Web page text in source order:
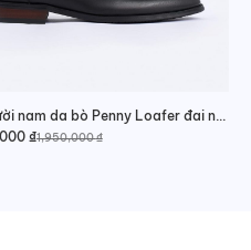
Giày lười nam da bò Penny Loafer đai ngang
1,950,000₫
₫